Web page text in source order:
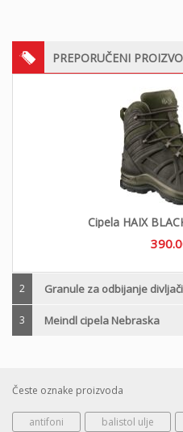
PREPORUČENI
Cipela HAIX
2 Granule za odbijanje
3 Meindl cipela Nebraska
Česte oznake proizvoda
antifoni balistol ulje